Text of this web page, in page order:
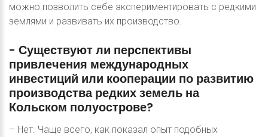
можно позволить себе экспериментировать с редкими
землями и развивать их производство.
- Существуютли перспективы
привлечения международных
инвестиций или кооперации по развитию
производства редкихземель на
Кольском полуострове?
– Нет. Чаще всего, как показал опыт подобных